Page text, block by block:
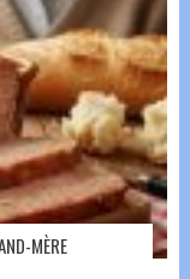
MÈRE